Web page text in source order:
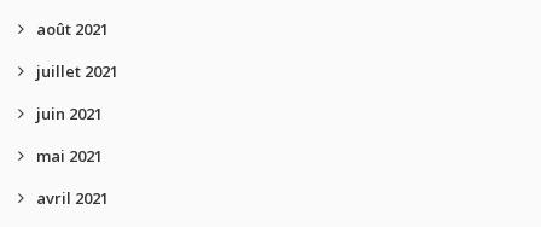
août 2021
juillet 2021
juin 2021
mai 2021
avril 2021